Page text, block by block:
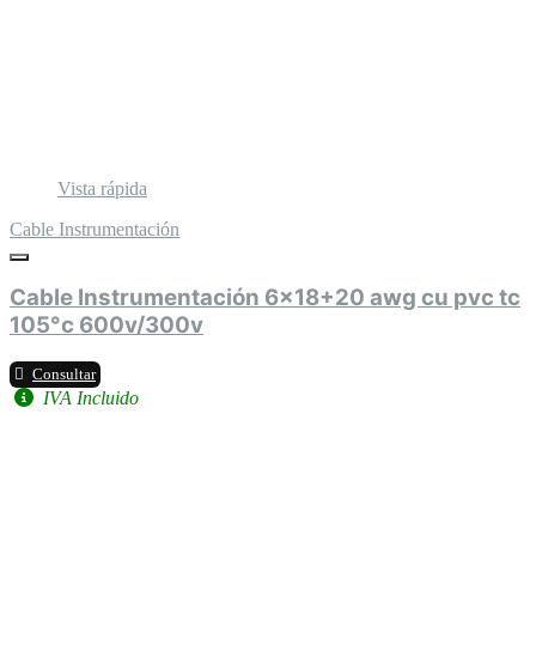
Vista rápida
Cable Instrumentación
Cable Instrumentación 6x18+20 awg cu pvc tc
105°c 600v/300v
Consultar
IVA Incluido